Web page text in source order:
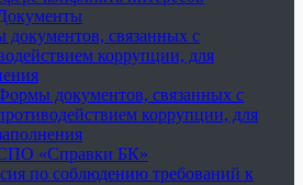
связанных с
коррупции, для
документов, связанных с
коррупции, для
«Справки БК»
по соблюдению требований к